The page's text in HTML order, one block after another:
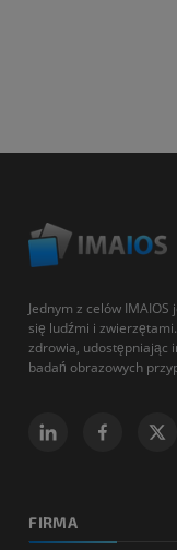
Jednym z celów
się ludźmi i
zdrowia, udostępniając
badań obrazowych
FIRMA